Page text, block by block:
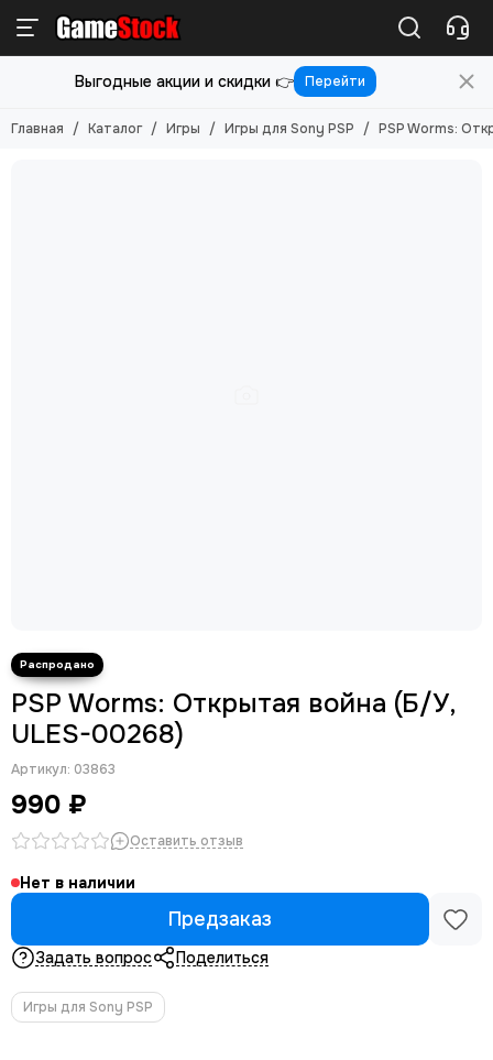
Игры
Смотреть все товары
Игры для PlayStation 5
Выгодные акции и скидки 👉 Перейти
Главная Каталог Игры Игры для Sony PSP PSP Worms:
PSP Worms: Открытая война (Б/У,
ULES-00268)
Артикул: 03863
990 ₽
Оставить отзыв
Нет в наличии
Предзаказ
Задать вопрос Поделиться
Игры для Sony PSP